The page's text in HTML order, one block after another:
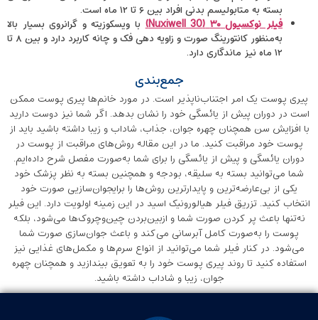
بسته به متابولیسم بدنی افراد بین ۶ تا ۱۲ ماه است.
فیلر نوکسیول ۳۰
(Nuxiwell 30)
با ویسکوزیته و گرانروی بسیار بالا
به‌منظور کانتورینگ صورت و زاویه دهی فک و چانه کاربرد دارد و بین ۸ تا
۱۲ ماه نیز ماندگاری دارد.
جمع‌بندی
پیری پوست یک امر اجتناب‌ناپذیر است. در مورد خانم‌ها پیری پوست ممکن
است در دوران پیش از یائسگی خود را نشان بدهد. اگر شما نیز دوست دارید
با افزایش سن همچنان چهره جوان، جذاب، شاداب و زیبا داشته باشید باید از
پوست خود مراقبت کنید. ما در این مقاله روش‌های مراقبت از پوست در
دوران یائسگی و پیش از یائسگی را برای شما به‌صورت مفصل شرح داده‌ایم.
شما می‌توانید بسته به سلیقه، بودجه و همچنین بسته به نظر پزشک خود
یکی از بی‌عارضه‌ترین و پایدارترین روش‌ها را برایجوان‌سازیی صورت خود
انتخاب کنید. تزریق فیلر هیالورونیک اسید در این زمینه اولویت دارد. این فیلر
نه‌تنها باعث پر کردن صورت شما و ازبین‌بردن چین‌وچروک‌ها می‌شود، بلکه
پوست را به‌صورت کامل آبرسانی می‌کند و باعث جوان‌سازی صورت شما
می‌شود. در کنار فیلر شما می‌توانید از انواع سرم‌ها و مکمل‌های غذایی نیز
استفاده کنید تا روند پیری پوست خود را به تعویق بیندازید و همچنان چهره
جوان، زیبا و شاداب داشته باشید.